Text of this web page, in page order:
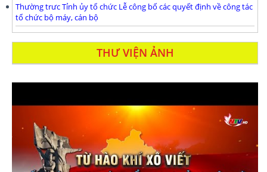
Thường trưc Tỉnh ủy tổ chức Lễ công bố các quyết định về công tác
tổ chức bộ máy, cán bộ
THƯ VIỆN ẢNH